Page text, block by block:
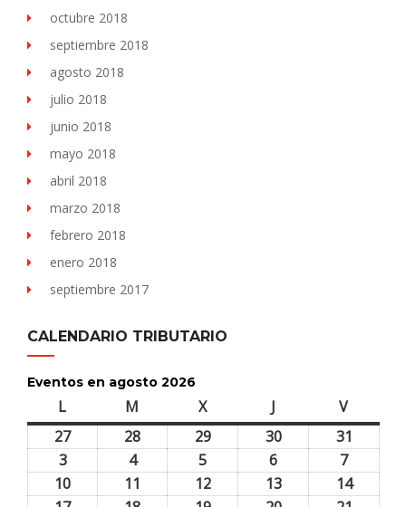
octubre 2018
septiembre 2018
agosto 2018
julio 2018
junio 2018
mayo 2018
abril 2018
marzo 2018
febrero 2018
enero 2018
septiembre 2017
CALENDARIO TRIBUTARIO
Eventos en agosto 2026
L M Xmiércoles J Vviernes
2727
28 2929
2026
3030
2026
31
2026
33
agosto,
44
agosto,
5
agosto,
6
agosto,
77
agosto,
10 11 1212
1313
1414